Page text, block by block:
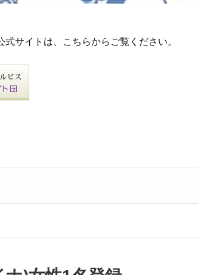
式サイトは、こちらからご覧ください。